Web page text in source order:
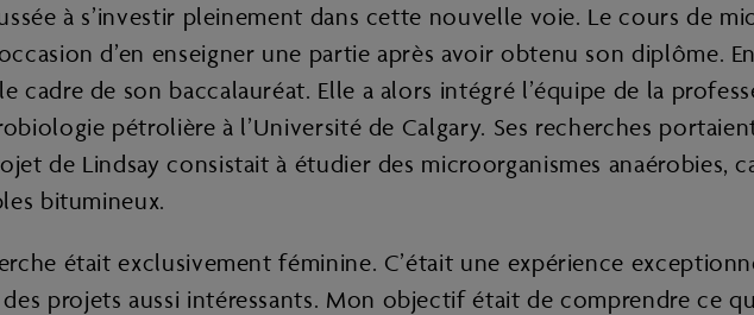
à s’investir pleinement dans cette nouvelle voie. Le cours de
d’en enseigner une partie après avoir obtenu son diplôme.
cadre de son baccalauréat. Elle a alors intégré l’équipe de la
pétrolière à l’Université de Calgary. Ses recherches
de Lindsay consistait à étudier des microorganismes anaérobies,
bitumineux.
était exclusivement féminine. C’était une expérience
projets aussi intéressants. Mon objectif était de comprendre ce